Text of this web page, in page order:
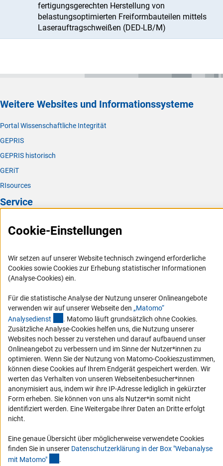
fertigungsgerechten Herstellung von
belastungsoptimierten Freiformbauteilen mittels
Laserauftragschweißen (DED-LB/M)
Weitere Websites und Informationssysteme
Portal Wissenschaftliche Integrität
GEPRIS
GEPRIS historisch
GERiT
RIsources
Service
Logo und Corporate Design
RSS-Feeds
Compliance
Vergabeverfahren
Barrierefreiheit
Service und Informationen für Menschen mit Behinderungen
Erklärung zur Barrierefreiheit
Barriere melden
DFG-aktuell
Erhalten Sie Neuigkeiten aus der DFG direkt in Ihr Mailpostfach oder
Zum Newsletter
Cookie-Einstellungen
Wir setzen auf unserer Website technisch zwingend erforderliche
Cookies sowie Cookies zur Erhebung statistischer Informationen
(Analyse-Cookies) ein.
Für die statistische Analyse der Nutzung unserer Onlineangebote
verwenden wir auf unserer Webseite den „Matomo“
Analysedienst (externer Link)
. Matomo läuft grundsätzlich ohne Cookies.
Zusätzliche Analyse-Cookies helfen uns, die Nutzung unserer
Websites noch besser zu verstehen und darauf aufbauend unser
Onlineangebot zu verbessern und im Sinne der Nutzer*innen zu
optimieren. Wenn Sie der Nutzung von Matomo-Cookieszustimmen,
können diese Cookies auf Ihrem Endgerät gespeichert werden. Wir
werten das Verhalten von unseren Webseitenbesucher*innen
anonymisiert aus, indem wir ihre IP-Adresse lediglich in gekürzter
Form erheben. Sie können von uns als Nutzer*in somit nicht
identifiziert werden. Eine Weitergabe Ihrer Daten an Dritte erfolgt
nicht.
Eine genaue Übersicht über möglicherweise verwendete Cookies
finden Sie in unserer Datenschutzerklärung in der Box "Webanalyse
mit Matomo" .